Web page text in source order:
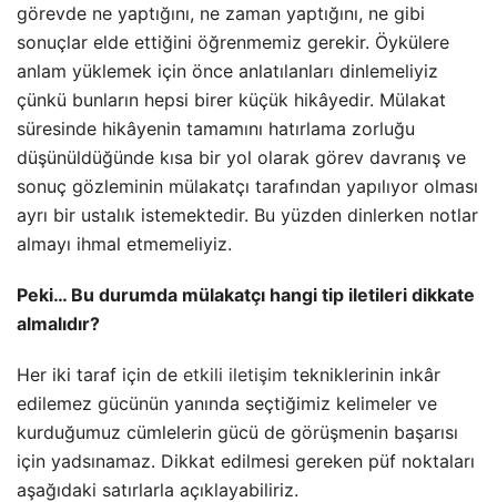
görevde ne yaptığını, ne zaman yaptığını, ne gibi
sonuçlar elde ettiğini öğrenmemiz gerekir. Öykülere
anlam yüklemek için önce anlatılanları dinlemeliyiz
çünkü bunların hepsi birer küçük hikâyedir. Mülakat
süresinde hikâyenin tamamını hatırlama zorluğu
düşünüldüğünde kısa bir yol olarak görev davranış ve
sonuç gözleminin mülakatçı tarafından yapılıyor olması
ayrı bir ustalık istemektedir. Bu yüzden dinlerken notlar
almayı ihmal etmemeliyiz.
Peki… Bu durumda mülakatçı hangi tip iletileri dikkate
almalıdır?
Her iki taraf için de etkili iletişim tekniklerinin inkâr
edilemez gücünün yanında seçtiğimiz kelimeler ve
kurduğumuz cümlelerin gücü de görüşmenin başarısı
için yadsınamaz. Dikkat edilmesi gereken püf noktaları
aşağıdaki satırlarla açıklayabiliriz.